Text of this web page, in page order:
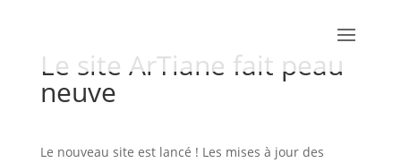
Le site ArTiane fait peau
neuve
Le nouveau site est lancé ! Les mises à jour des